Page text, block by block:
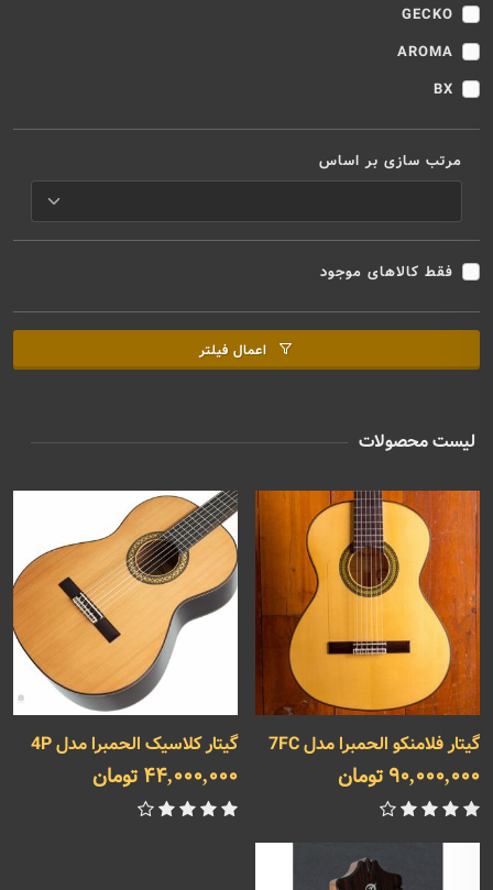
GECKO
AROMA
BX
مرتب سازی بر اساس
فقط کالاهای موجود
اعمال فیلتر
لیست محصولات
گیتار فلامنکو الحمبرا مدل 7FC
90,000,000 تومان
گیتار کلاسیک الحمبرا مدل 4P
44,000,000 تومان